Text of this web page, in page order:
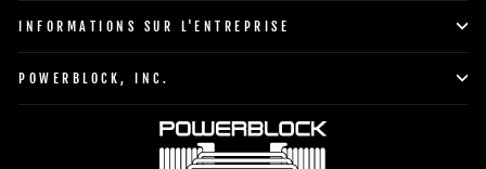
INFORMATIONS SUR L'ENTREPRISE
POWERBLOCK, INC.